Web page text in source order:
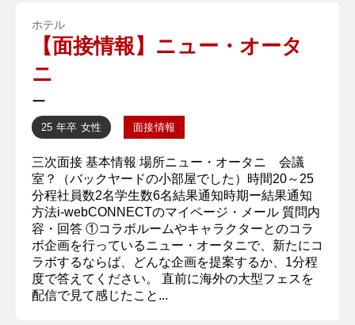
ホテル
【面接情報】ニュー・オータ
ニ
ー
25 年卒 女性 面接情報
三次面接 基本情報 場所ニュー・オータニ 会議
室？（バックヤードの小部屋でした）時間20～25
分程社員数2名学生数6名結果通知時期ー結果通知
方法i-webCONNECTのマイページ・メール 質問内
容・回答 ①コラボルームやキャラクターとのコラ
ボ企画を行っているニュー・オータニで、新たにコ
ラボするならば、どんな企画を提案するか、1分程
度で答えてください。 直前に海外の大型フェスを
配信で見て感じたこと...